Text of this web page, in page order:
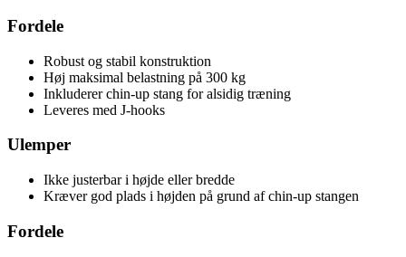
Fordele
Robust og stabil konstruktion
Høj maksimal belastning på 300 kg
Inkluderer chin-up stang for alsidig træning
Leveres med J-hooks
Ulemper
Ikke justerbar i højde eller bredde
Kræver god plads i højden på grund af chin-up stangen
Fordele